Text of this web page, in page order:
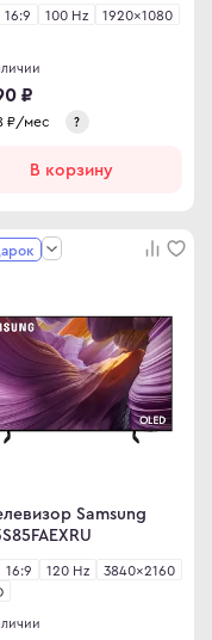
16:9 100 Hz
1920×1080
₽
₽/мес ?
В корзину
Samsung
16:9 120 Hz
3840×2160